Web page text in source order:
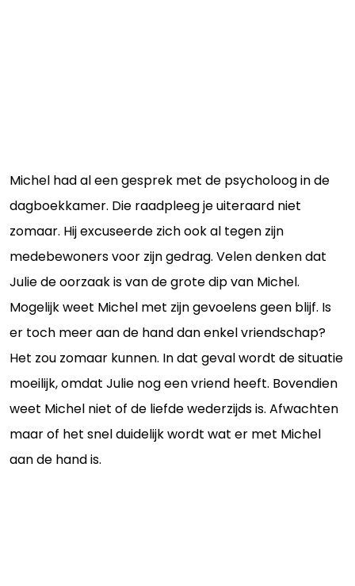
Michel had al een gesprek met de psycholoog in de
dagboekkamer. Die raadpleeg je uiteraard niet
zomaar. Hij excuseerde zich ook al tegen zijn
medebewoners voor zijn gedrag. Velen denken dat
Julie de oorzaak is van de grote dip van Michel.
Mogelijk weet Michel met zijn gevoelens geen blijf. Is
er toch meer aan de hand dan enkel vriendschap?
Het zou zomaar kunnen. In dat geval wordt de situatie
moeilijk, omdat Julie nog een vriend heeft. Bovendien
weet Michel niet of de liefde wederzijds is. Afwachten
maar of het snel duidelijk wordt wat er met Michel
aan de hand is.